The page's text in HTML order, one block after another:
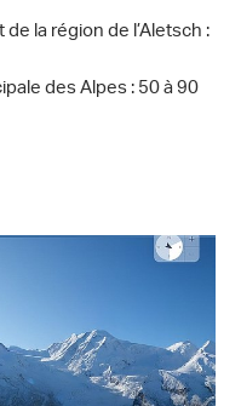
la région de l’Aletsch :
des Alpes : 50 à 90